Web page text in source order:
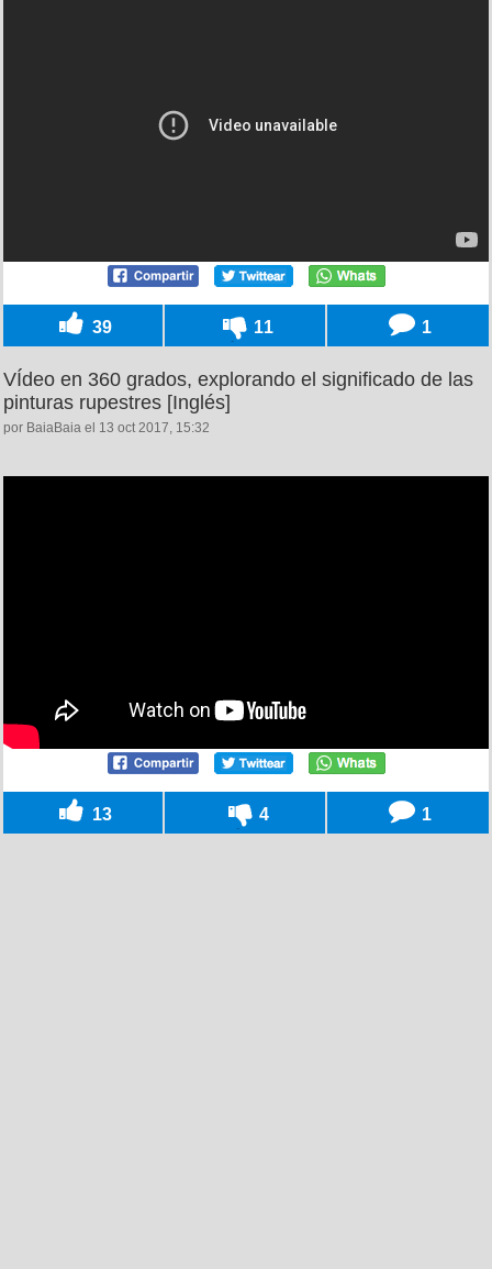
39 11 1
VÍdeo en 360 grados, explorando el significado de las
pinturas rupestres [Inglés]
por BaiaBaia el 13 oct 2017, 15:32
13 4 1